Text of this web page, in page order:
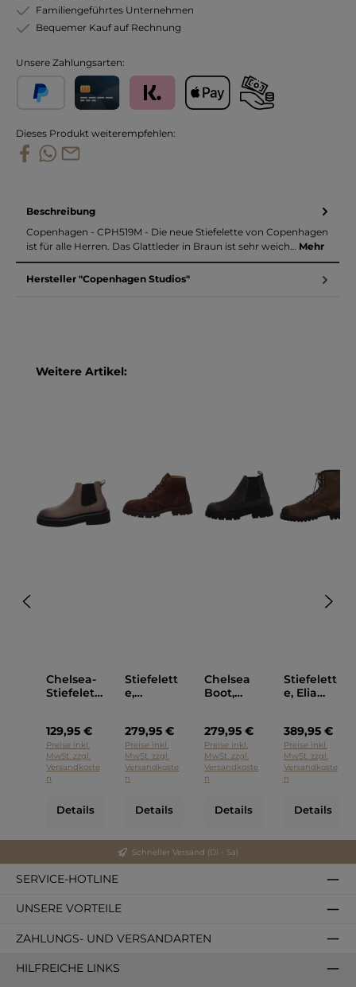
Familiengeführtes Unternehmen
Bequemer Kauf auf Rechnung
Unsere Zahlungsarten:
Dieses Produkt weiterempfehlen:
Beschreibung
Copenhagen - CPH519M - Die neue Stiefelette von Copenhagen
ist für alle Herren. Das Glattleder in Braun ist sehr weich… Mehr
Hersteller "Copenhagen Studios"
Produktgalerie überspringen
Weitere Artikel:
Chelsea-
Stiefelett
Copenha
gen
Beige
129,95 €
Preise inkl.
MwSt. zzgl.
Versandkoste
n
Details
Stiefelett
e,
gen
Braun
279,95 €
Preise inkl.
MwSt. zzgl.
Versandkoste
n
Details
Chelsea
Boot,
gen Grau
279,95 €
Preise inkl.
MwSt. zzgl.
Versandkoste
n
Details
Stiefelett
e, Elia
389,95 €
Preise inkl.
MwSt. zzgl.
Versandkoste
n
Details
Schneller Versand (Di - Sa)
SERVICE-HOTLINE
UNSERE VORTEILE
ZAHLUNGS- UND VERSANDARTEN
HILFREICHE LINKS